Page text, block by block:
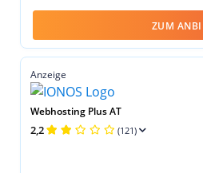
ZUM
Anzeige
Webhosting Plus AT
2,2 (121)